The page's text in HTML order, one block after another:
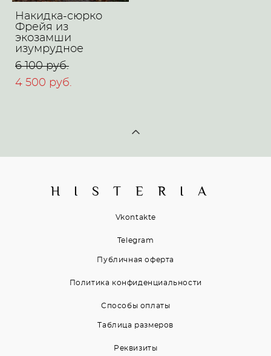
Накидка-сюрко
Фрейя из
экозамши
изумрудное
6 100 pуб.
4 500 pуб.
H I S T E R I A
Vkontakte
Telegram
Публичная оферта
Политика конфиденциальности
Способы оплаты
Таблица размеров
Реквизиты